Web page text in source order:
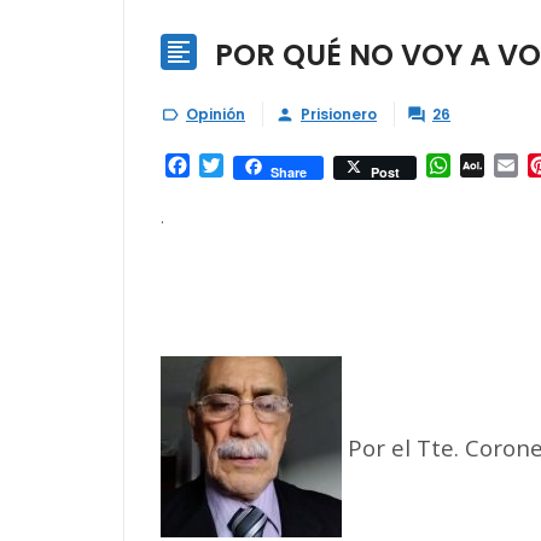
 POR QUÉ NO VOY A
 Opinión  Prisionero  26
Facebook
TwitterShare Post
AOL
.
Por el Tte.